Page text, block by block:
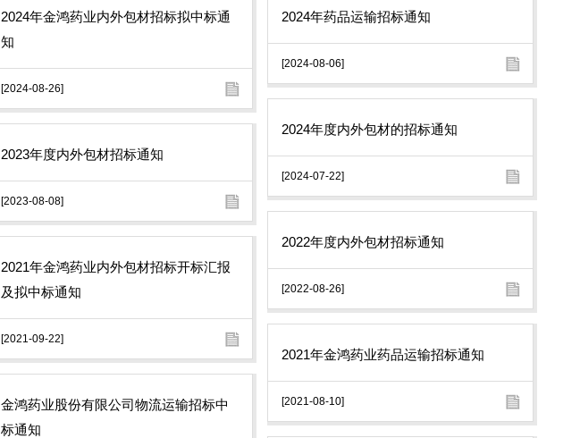
2024年金鸿药业内外包材招标拟中标通
知
[2024-08-26]
2024年药品运输招标通知
[2024-08-06]
2024年度内外包材的招标通知
[2024-07-22]
2023年度内外包材招标通知
[2023-08-08]
2022年度内外包材招标通知
[2022-08-26]
2021年金鸿药业内外包材招标开标汇报
及拟中标通知
[2021-09-22]
2021年金鸿药业药品运输招标通知
[2021-08-10]
金鸿药业股份有限公司物流运输招标中
标通知